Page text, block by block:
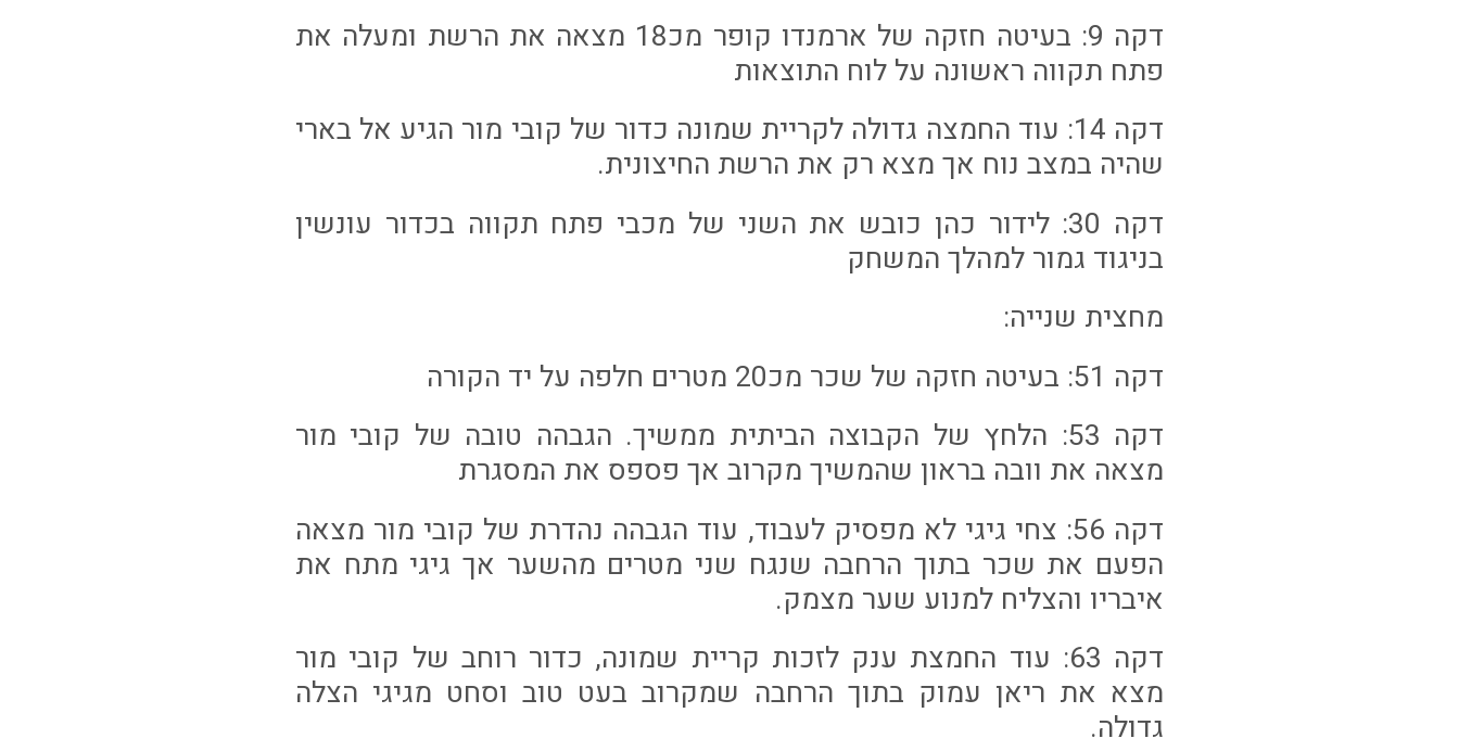
דקה 9: בעיטה חזקה של ארמנדו קופר מכ18 מצאה את הרשת ומעלה את
פתח תקווה ראשונה על לוח התוצאות
דקה 14: עוד החמצה גדולה לקריית שמונה כדור של קובי מור הגיע אל בארי
שהיה במצב נוח אך מצא רק את הרשת החיצונית.
דקה 30: לידור כהן כובש את השני של מכבי פתח תקווה בכדור עונשין
בניגוד גמור למהלך המשחק
מחצית שנייה:
דקה 51: בעיטה חזקה של שכר מכ20 מטרים חלפה על יד הקורה
דקה 53: הלחץ של הקבוצה הביתית ממשיך. הגבהה טובה של קובי מור
מצאה את וובה בראון שהמשיך מקרוב אך פספס את המסגרת
דקה 56: צחי גיגי לא מפסיק לעבוד, עוד הגבהה נהדרת של קובי מור מצאה
הפעם את שכר בתוך הרחבה שנגח שני מטרים מהשער אך גיגי מתח את
איבריו והצליח למנוע שער מצמק.
דקה 63: עוד החמצת ענק לזכות קריית שמונה, כדור רוחב של קובי מור
מצא את ריאן עמוק בתוך הרחבה שמקרוב בעט טוב וסחט מגיגי הצלה
גדולה.